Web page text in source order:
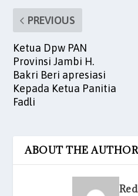
PREVIOUS
Ketua Dpw PAN
Provinsi Jambi H.
Bakri Beri apresiasi
Kepada Ketua Panitia
Fadli
ABOUT THE AUTHOR